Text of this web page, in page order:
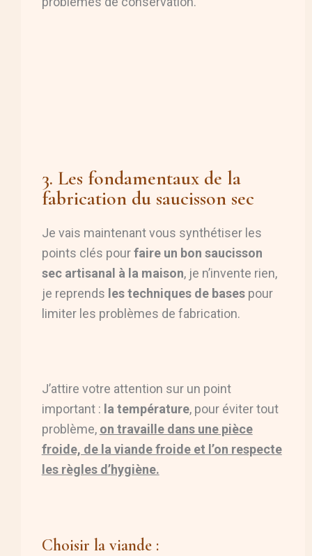
3. Les fondamentaux de la
fabrication du saucisson sec
Je vais maintenant vous synthétiser les
points clés pourfaire un bon saucisson
sec artisanal à la maison, je n’invente rien,
je reprends les techniques de basespour
limiter les problèmes de fabrication.
J’attire votre attention sur un point
important : la température, pour éviter tout
problème, on travaille dans une pièce
froide, de la viande froide et l’on respecte
les règles d’hygiène.
Choisir la viande :